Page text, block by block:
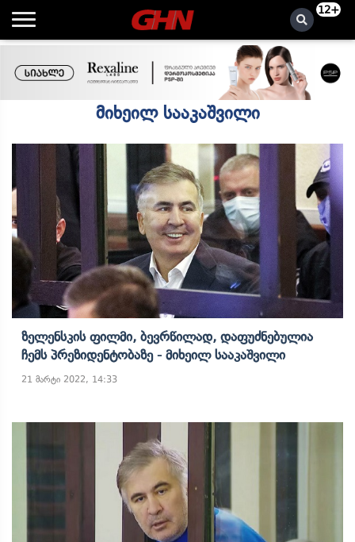
12+
მიხეილ სააკაშვილი
Ზელენსკის Ფილმი, Ბევრწილად, Დაფუძნებულია
Ჩემს Პრეზიდენტობაზე - Მიხეილ Სააკაშვილი
21 მარტი 2022, 14:33